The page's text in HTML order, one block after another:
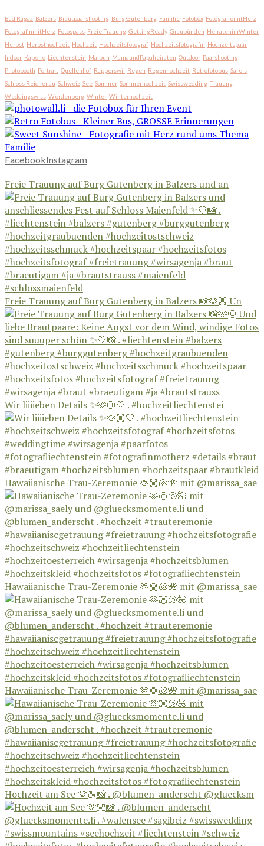
Bad Ragaz Balzers Brautpaarshooting Burg Gutenberg Familie Fotobox FotografiemitHerz
FotografinmitHerz Fotospass Freie Trauung GettingReady Graubünden HeiratenimWinter
Herbst Herbsthochzeit Hochzeit Hochzeitsfotograf Hochzeitsfotografin Hochzeitspaar
Indoor Kapelle Liechtenstein Malbun MamaundPapaheiraten Outdoor Paarshooting
Photobooth Portrait Quellenhof Rapperswil Regen Regenhochzeit Retrofotobus Sareis
Schloss Reichenau Schweiz See Sommer Sommerhochzeit Swisswedding Trauung
Weddingswiss Werdenberg Winter Winterhochzeit
FacebookInstagram
Freie Trauung auf Burg Gutenberg in Balzers und an
Freie Trauung auf Burg Gutenberg in Balzers 📸🫶🏼 Un
Wir liiiieben Details ✨🫶🏼🤍 . #hochzeitliechtenstei
Hawaiianische Trau-Zeremonie 🫶🏼🐚🌺 mit @marissa_sae
Hawaiianische Trau-Zeremonie 🫶🏼🐚🌺 mit @marissa_sae
Hawaiianische Trau-Zeremonie 🫶🏼🐚🌺 mit @marissa_sae
Hochzeit am See 🫶🏼📸 . @blumen_anderscht @gluecksm